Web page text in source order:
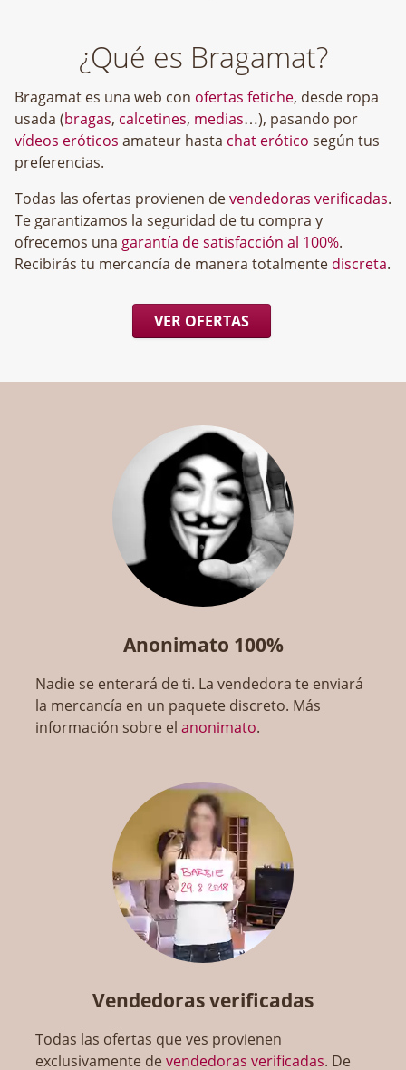
¿Qué es Bragamat?
Bragamat es una web con ofertas fetiche, desde ropa
usada (bragas, calcetines, medias…), pasando por
vídeos eróticos amateur hasta chat erótico según tus
preferencias.
Todas las ofertas provienen devendedoras verificadas.
Te garantizamos la seguridad de tu compra y
ofrecemos una garantía de satisfacción al 100%.
Recibirás tu mercancía de manera totalmente discreta.
VER OFERTAS
Anonimato 100%
Nadie se enterará de ti. La vendedora te enviará
la mercancía en un paquete discreto. Más
información sobre elanonimato.
Vendedoras verificadas
Todas las ofertas que ves provienen
exclusivamente devendedoras verificadas. De